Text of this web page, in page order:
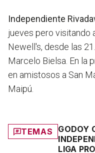
Independiente
jueves pero visitando
Newell's, desde las
Marcelo Bielsa. En la
en amistosos a San
Maipú.
TEMAS
GODOY
LIGA